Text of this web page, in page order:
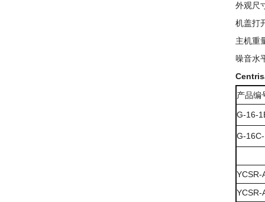
外观尺
机盖打
主机重
噪音水
产品编
G-16-
G-
YCSR-
YCSR-